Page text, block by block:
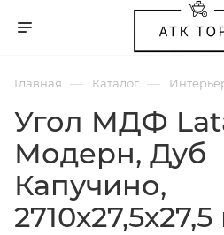
Главная — Каталог —
Угол МДФ
Модерн, Дуб
Капучино,